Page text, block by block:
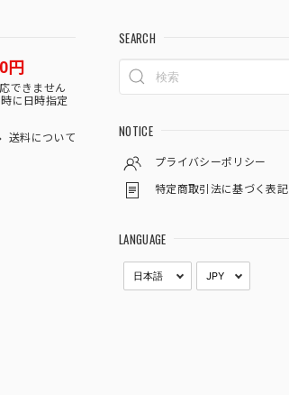
円
できません
に日時指定
送料について
SEARCH
NOTICE
プライバシーポリシー
特定商取引法に基づく表記
LANGUAGE